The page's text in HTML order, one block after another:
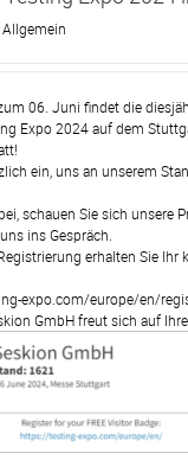
Allgemein
06. Juni findet die
Expo 2024 auf dem
ein, uns an unserem
schauen Sie sich unsere
ins Gespräch.
erhalten Sie Ihr
expo.com/europe/en/
GmbH freut sich auf